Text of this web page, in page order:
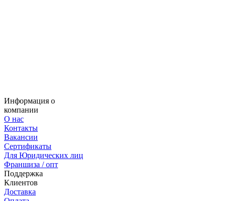
Информация о
компании
О нас
Контакты
Вакансии
Сертификаты
Для Юридических лиц
Франшиза / опт
Поддержка
Клиентов
Доставка